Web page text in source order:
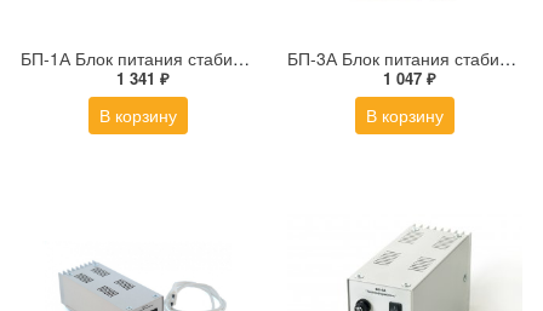
БП-1А Блок питания стабилизированный
1 341 ₽
В корзину
БП-3А Блок питания стабилизированный
1 047 ₽
В корзину